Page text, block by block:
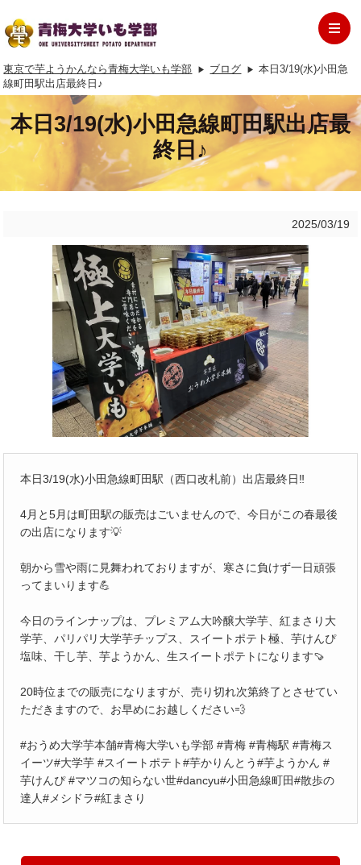
東京で芋ようかんなら青梅大学いも学部 ブログ
本日3/19(水)小田急
線町田駅出店最終日♪
本日3/19(水)小田急線町田駅出店最
終日♪
2025/03/19
本日3/19(水)小田急線町田駅（西口改札前）出店最終日‼️
4月と5月は町田駅の販売はごいませんので、今日がこの春最後
の出店になります💡
朝から雪や雨に見舞われておりますが、寒さに負けず一日頑張
ってまいります💪
今日のラインナップは、プレミアム大吟醸大学芋、紅まさり大
学芋、パリパリ大学芋チップス、スイートポテト極、芋けんぴ
塩味、干し芋、芋ようかん、生スイートポテトになります🍠
20時位までの販売になりますが、売り切れ次第終了とさせてい
ただきますので、お早めにお越しください💨
#おうめ大学芋本舗#青梅大学いも学部 #青梅 #青梅駅 #青梅ス
イーツ#大学芋 #スイートポテト#芋かりんとう#芋ようかん #
芋けんぴ #マツコの知らない世#dancyu#小田急線町田#散歩の
達人#メシドラ#紅まさり